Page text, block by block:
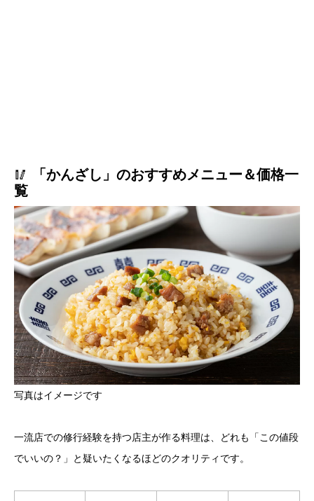
🥢
「かんざし」のおすすめメニュー＆価格一
覧
写真はイメージです
一流店での修行経験を持つ店主が作る料理は、どれも「この値段
でいいの？」と疑いたくなるほどのクオリティです。